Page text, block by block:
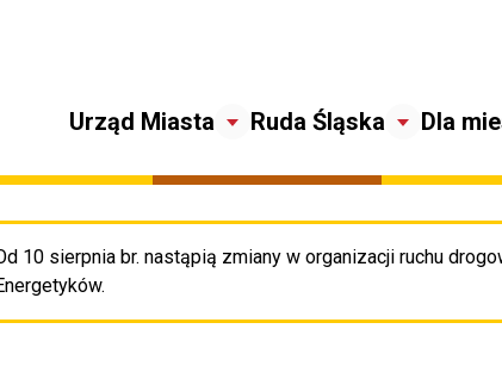
Urząd Miasta Ruda Śląska Dla
10 sierpnia br. nastąpią zmiany w organizacji ruchu